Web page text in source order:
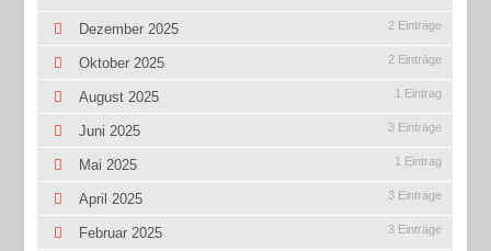
Dezember 2025 2 Einträge
Oktober 2025 2 Einträge
August 2025 1 Eintrag
Juni 2025 3 Einträge
Mai 2025 1 Eintrag
April 2025 3 Einträge
Februar 2025 3 Einträge